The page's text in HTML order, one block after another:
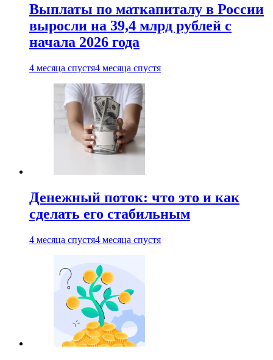
Выплаты по маткапиталу в России
выросли на 39,4 млрд рублей с
начала 2026 года
4 месяца спустя4 месяца спустя
Денежный поток: что это и как
сделать его стабильным
4 месяца спустя4 месяца спустя